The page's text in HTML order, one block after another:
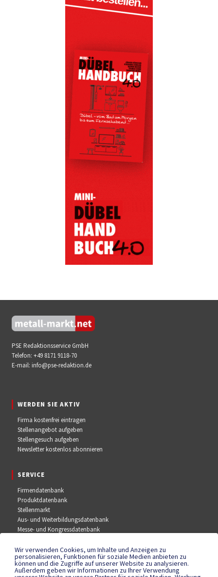
PSE Redaktionsservice GmbH
Telefon: +49 8171 9118-70
E-mail: info@pse-redaktion.de
WERDEN SIE AKTIV
Firma kostenfrei eintragen
Stellenangebot aufgeben
Stellengesuch aufgeben
Newsletter kostenlos abonnieren
SERVICE
Firmendatenbank
Produktdatenbank
Stellenmarkt
Aus- und Weiterbildungsdatenbank
Messe- und Kongressdatenbank
SOCIAL MEDIA
Facebook
Wir verwenden Cookies, um Inhalte und Anzeigen zu
personalisieren, Funktionen für soziale Medien anbieten zu
können und die Zugriffe auf unserer Website zu analysieren.
Außerdem geben wir Informationen zu Ihrer Verwendung